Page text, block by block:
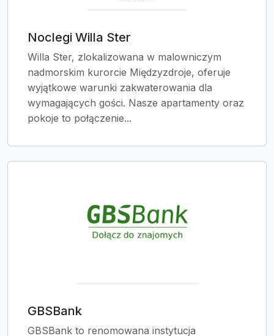
Noclegi Willa Ster
Willa Ster, zlokalizowana w malowniczym
nadmorskim kurorcie Międzyzdroje, oferuje
wyjątkowe warunki zakwaterowania dla
wymagających gości. Nasze apartamenty oraz
pokoje to połączenie...
GBSBank
GBSBank to renomowana instytucja